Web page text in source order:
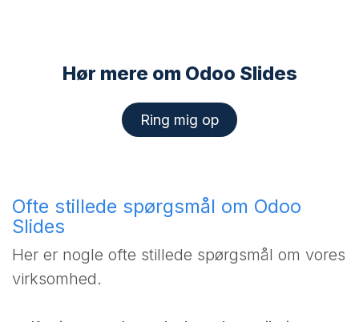
Hør mere om Odoo Slides
Ring mig op
Ofte stillede spørgsmål om Odoo
Slides
Her er nogle ofte stillede spørgsmål om vores
virksomhed.